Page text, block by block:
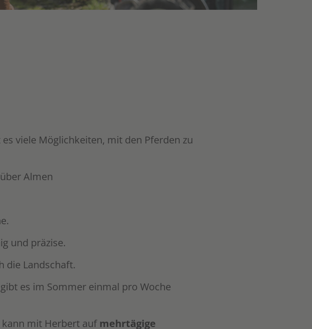
viele Möglichkeiten, mit den Pferden zu
Almen
und präzise.
die Landschaft.
es im Sommer einmal pro Woche
mit Herbert auf mehrtägige